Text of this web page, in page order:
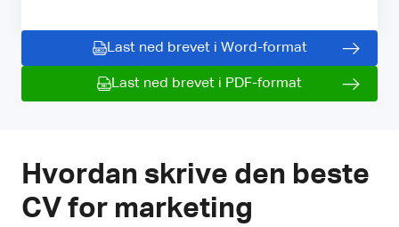
Last ned brevet i Word-format
Last ned brevet i PDF-format
Hvordan skrive den beste
CV for marketing